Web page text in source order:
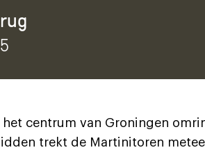
centrum van Groningen
trekt de Martinitoren